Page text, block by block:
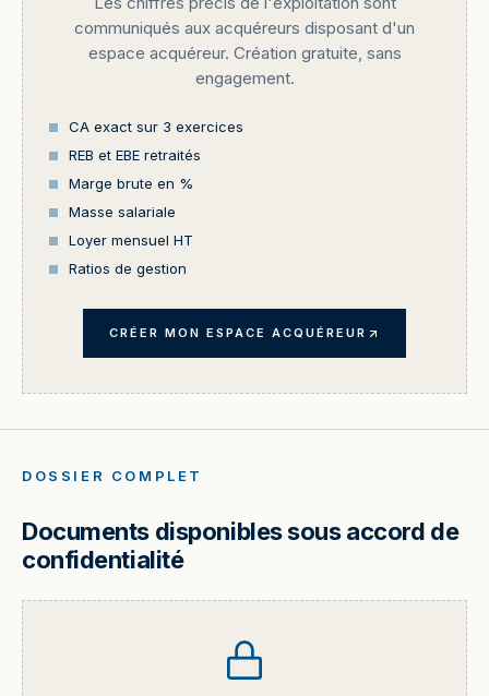
communiqués aux acquéreurs disposant d'un
espace acquéreur. Création gratuite, sans
engagement.
CA exact sur 3 exercices
REB et EBE retraités
Marge brute en %
Masse salariale
Loyer mensuel HT
Ratios de gestion
CRÉER MON ESPACE ACQUÉREUR
DOSSIER COMPLET
Documents disponibles sous accord de
confidentialité